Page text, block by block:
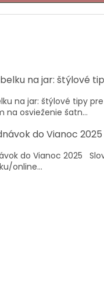
na jar: štýlové
na jar: štýlové tipy
na osvieženie šatn...
do Vianoc 2025
do Vianoc 2025
online...